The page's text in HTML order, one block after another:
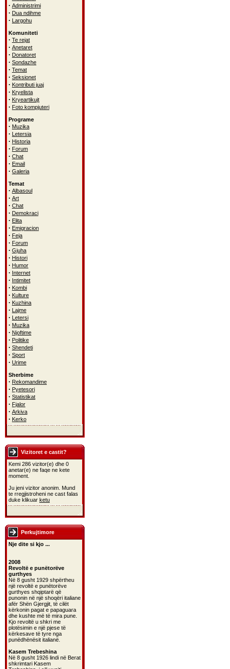
· Administrimi
· Dua ndihme
· Largohu
Komuniteti
· Te rejat
· Anetaret
· Donatoret
· Sondazhe
· Temat
· Seksionet
· Kontributi juaj
· Kryelista
· Kryeartikujt
· Foto kompjuteri
Programe
· Muzika
· Letersia
· Historia
· Forum
· Chat
· Email
· Galeria
Temat
· Albasoul
· Art
· Chat
· Demokraci
· Elita
· Emigracion
· Feja
· Forum
· Gjuha
· Histori
· Humor
· Internet
· Intimitet
· Kombi
· Kulture
· Kuzhina
· Lajme
· Letersi
· Muzika
· Njoftime
· Politike
· Shendeti
· Sport
· Urime
Sherbime
· Rekomandime
· Pyetesori
· Statistikat
· Fjalor
· Arkiva
· Kerko
Vizitoret e castit?
Kemi 286 vizitor(e) dhe 0
anetar(e) ne faqe ne kete
moment.
Ju jeni vizitor anonim. Mund
te rregjistroheni ne cast falas
duke klikuar ketu
Perkujtimore
Nje dite si kjo ...
2008
Revoltë e punëtorëve
gurthyes
Në 8 gusht 1929 shpërtheu
një revoltë e punëtorëve
gurthyes shqiptarë që
punonin në një shoqëri italiane
afër Shën Gjergjit, të cilët
kërkonin pagat e papaguara
dhe kushte më të mira pune.
Kjo revoltë u shkri me
plotësimin e një pjese të
kërkesave të tyre nga
punëdhënësit italianë.
Kasem Trebeshina
Në 8 gusht 1926 lindi në Berat
shkrimtari Kasem